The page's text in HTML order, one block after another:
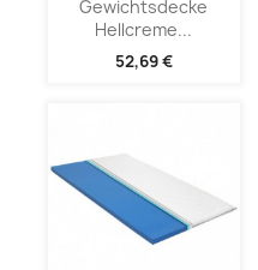
Gewichtsdecke
Hellcreme...
52,69 €